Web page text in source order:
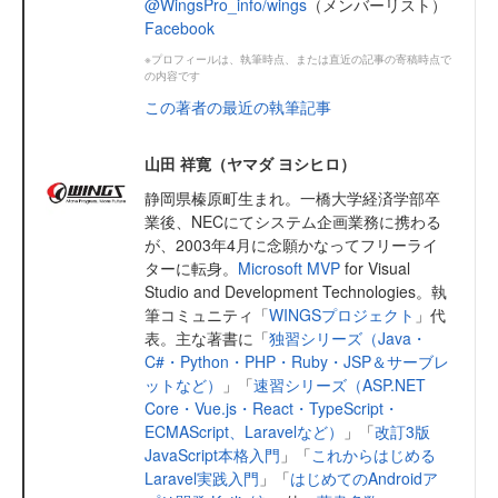
@WingsPro_info/wings （メンバーリスト）
Facebook
※プロフィールは、執筆時点、または直近の記事の寄稿時点で
の内容です
この著者の最近の執筆記事
山田 祥寛（ヤマダ ヨシヒロ）
静岡県榛原町生まれ。一橋大学経済学部卒
業後、NECにてシステム企画業務に携わる
が、2003年4月に念願かなってフリーライ
ターに転身。 Microsoft MVP for Visual
Studio and Development Technologies。執
筆コミュニティ「WINGSプロジェクト 」代
表。主な著書に「独習シリーズ（Java・
C#・Python・PHP・Ruby・JSP＆サーブレ
ットなど）
」「速習シリーズ（ASP.NET
Core・Vue.js・React・TypeScript・
ECMAScript、Laravelなど）
」「改訂3版
JavaScript本格入門 」「これからはじめる
Laravel実践入門 」「はじめてのAndroidア